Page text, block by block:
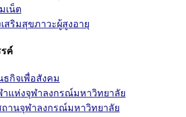
เน็ต
สริมสุขภาวะผู้สูงอายุ
ค์
กิจเพื่อสังคม
แห่งจุฬาลงกรณ์มหาวิทยาลัย
ถานจุฬาลงกรณ์มหาวิทยาลัย